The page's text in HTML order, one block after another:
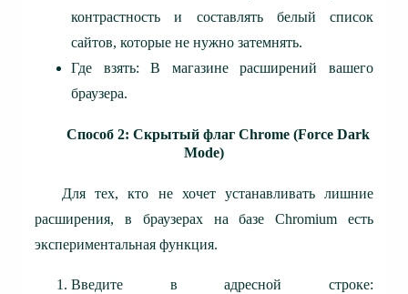
контрастность и составлять белый список
сайтов, которые не нужно затемнять.
Где взять: В магазине расширений вашего
браузера.
Способ 2: Скрытый флаг Chrome (Force Dark
Mode)
Для тех, кто не хочет устанавливать лишние
расширения, в браузерах на базе Chromium есть
экспериментальная функция.
Введите в адресной строке: